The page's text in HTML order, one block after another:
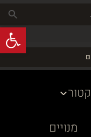
מנויים